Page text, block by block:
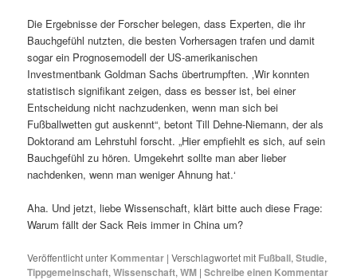
Die Ergebnisse der Forscher belegen, dass Experten, die ihr
Bauchgefühl nutzten, die besten Vorhersagen trafen und damit
sogar ein Prognosemodell der US-amerikanischen
Investmentbank Goldman Sachs übertrumpften. ‚Wir konnten
statistisch signifikant zeigen, dass es besser ist, bei einer
Entscheidung nicht nachzudenken, wenn man sich bei
Fußballwetten gut auskennt“, betont Till Dehne-Niemann, der als
Doktorand am Lehrstuhl forscht. „Hier empfiehlt es sich, auf sein
Bauchgefühl zu hören. Umgekehrt sollte man aber lieber
nachdenken, wenn man weniger Ahnung hat.‘
Aha. Und jetzt, liebe Wissenschaft, klärt bitte auch diese Frage:
Warum fällt der Sack Reis immer in China um?
Veröffentlicht unter Kommentar |Verschlagwortet mit Fußball,Studie,
Tippgemeinschaft,Wissenschaft,WM |Schreibe einen Kommentar